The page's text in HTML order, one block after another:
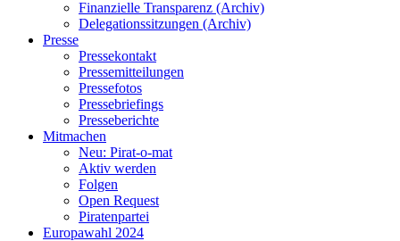
Finanzielle Transparenz (Archiv)
Delegationssitzungen (Archiv)
Presse
Pressekontakt
Pressemitteilungen
Pressefotos
Pressebriefings
Presseberichte
Mitmachen
Neu: Pirat-o-mat
Aktiv werden
Folgen
Open Request
Piratenpartei
Europawahl 2024